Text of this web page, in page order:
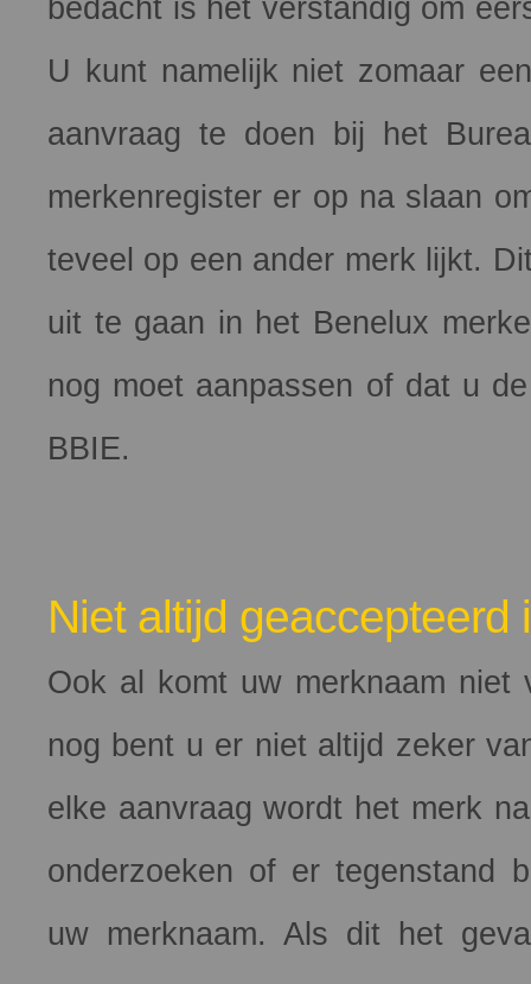
bedacht is het verstandig om
U kunt namelijk niet zomaar
aanvraag te doen bij het
merkenregister er op na slaan
teveel op een ander merk lijkt.
uit te gaan in het Benelux
nog moet aanpassen of dat u
BBIE.
Niet altijd
Ook al komt uw merknaam niet
nog bent u er niet altijd zeker
elke aanvraag wordt het merk
onderzoeken of er tegenstand
uw merknaam. Als dit het